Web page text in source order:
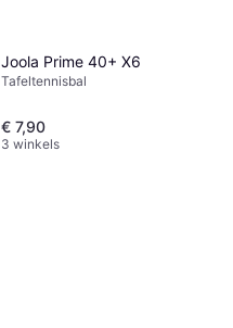
Joola Prime 40+ X6
Tafeltennisbal
€ 7,90
3 winkels